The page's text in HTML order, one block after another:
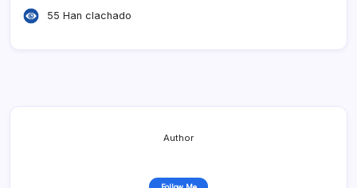
55 Han clachado
Author